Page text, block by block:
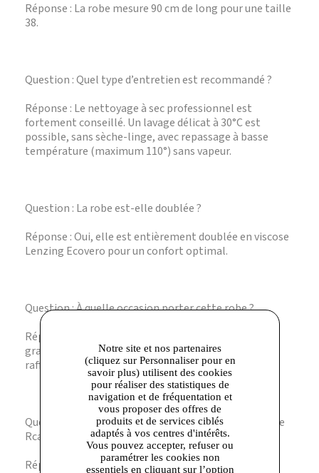
Réponse : La robe mesure 90 cm de long pour une taille
38.
Question : Quel type d’entretien est recommandé ?
Réponse : Le nettoyage à sec professionnel est
fortement conseillé. Un lavage délicat à 30°C est
possible, sans sèche-linge, avec repassage à basse
température (maximum 110°) sans vapeur.
Question : La robe est-elle doublée ?
Réponse : Oui, elle est entièrement doublée en viscose
Lenzing Ecovero pour un confort optimal.
Question : À quelle occasion porter cette robe ?
Réponse : Elle est idéale pour les cérémonies et
grandes occasions grâce à sa coupe élégante et
raffinée.
Question : Quels accessoires conviennent avec la robe
Rcalix ?
Réponse : Elle s’accorde parfaitement avec des
Notre site et nos partenaires
(cliquez sur Personnaliser pour en
savoir plus) utilisent des cookies
pour réaliser des statistiques de
navigation et de fréquentation et
vous proposer des offres de
produits et de services ciblés
adaptés à vos centres d'intérêts.
Vous pouvez accepter, refuser ou
paramétrer les cookies non
essentiels en cliquant sur l’option